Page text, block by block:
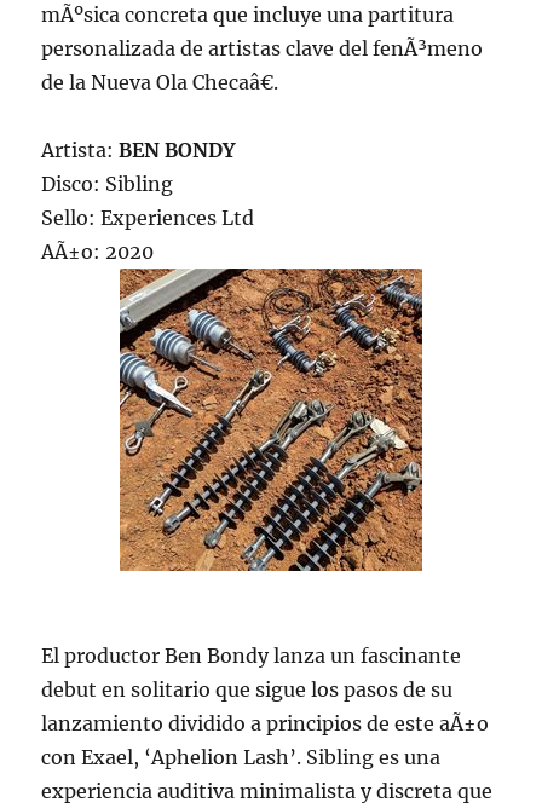
mÃºsica concreta que incluye una partitura
personalizada de artistas clave del fenÃ³meno
de la Nueva Ola Checaâ€.
Artista:BEN BONDY
Disco: Sibling
Sello: Experiences Ltd
AÃ±o: 2020
El productor Ben Bondy lanza un fascinante
debut en solitario que sigue los pasos de su
lanzamiento dividido a principios de este aÃ±o
con Exael, ‘Aphelion Lash’. Sibling es una
experiencia auditiva minimalista y discreta que